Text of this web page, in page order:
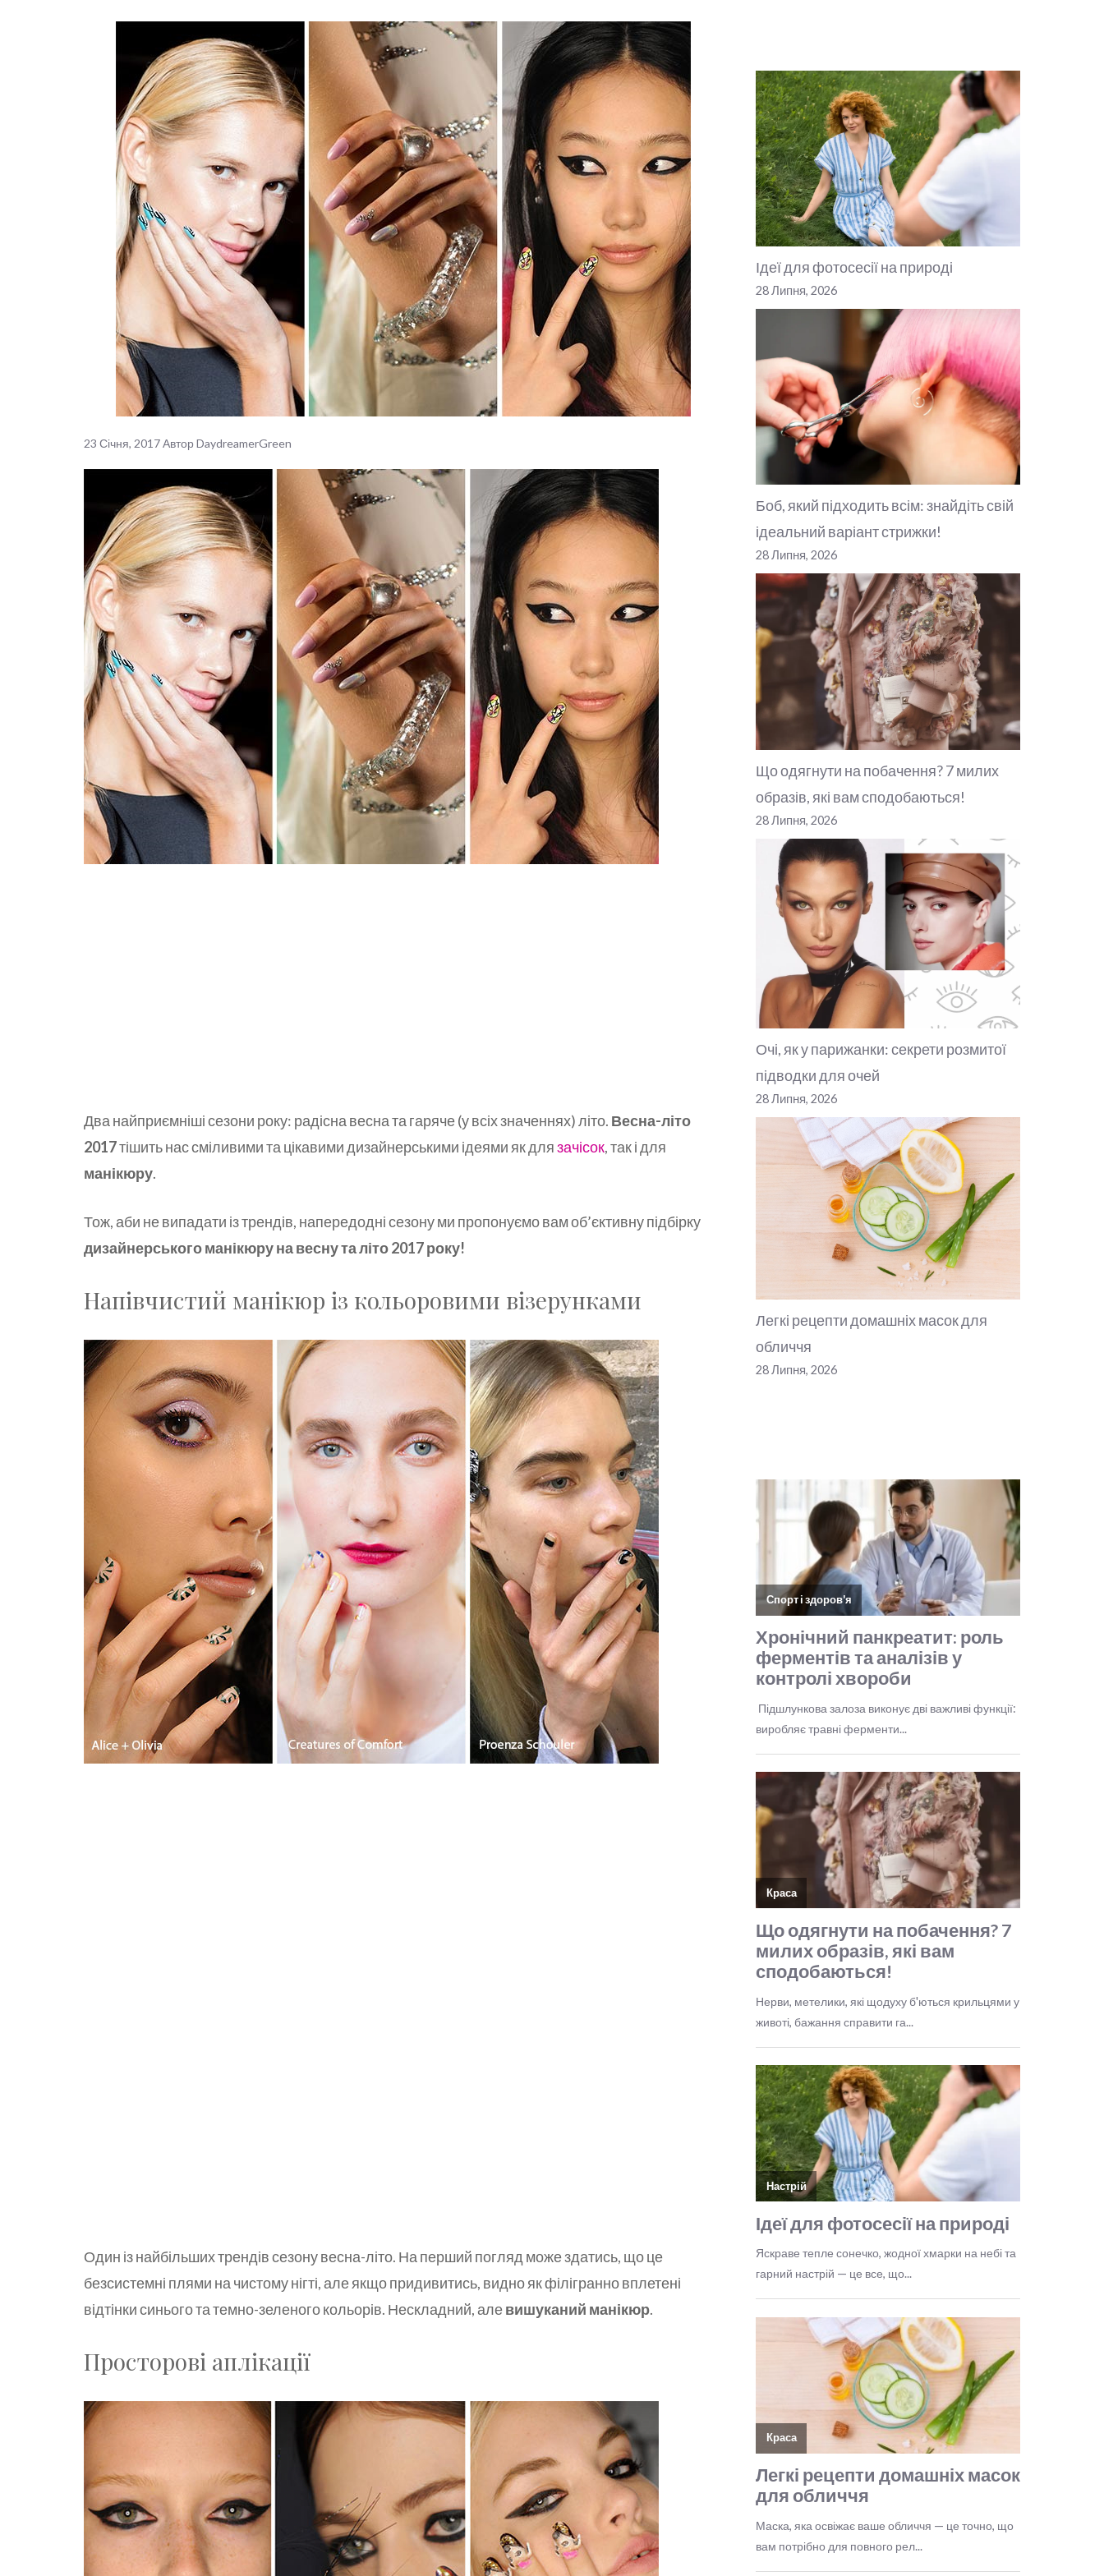
23 Січня, 2017АвторDaydreamerGreen
Два найприємніші сезони року: радісна весна та гаряче (у всіх значеннях) літо. Весна-літо
2017тішить нас сміливими та цікавими дизайнерськими ідеями як длязачісок, так і для
манікюру.
Тож, аби не випадати із трендів, напередодні сезону ми пропонуємо вам об’єктивну підбірку
дизайнерського манікюру на весну та літо 2017 року!
Напівчистий манікюр із кольоровими візерунками
Один із найбільших трендів сезону весна-літо. На перший погляд може здатись, що це
безсистемні плями на чистому нігті, але якщо придивитись, видно як філігранно вплетені
відтінки синього та темно-зеленого кольорів. Нескладний, алевишуканий манікюр.
Просторові аплікації
Ідеї для фотосесії на природі
28 Липня, 2026
Боб, який підходить всім: знайдіть свій
ідеальний варіант стрижки!
28 Липня, 2026
Що одягнути на побачення? 7 милих
образів, які вам сподобаються!
28 Липня, 2026
Очі, як у парижанки: секрети розмитої
підводки для очей
28 Липня, 2026
Легкі рецепти домашніх масок для
обличчя
28 Липня, 2026